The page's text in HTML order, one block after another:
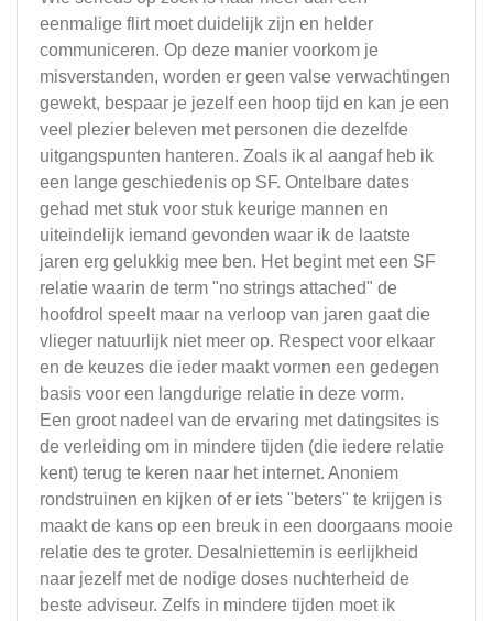
eenmalige flirt moet duidelijk zijn en helder
communiceren. Op deze manier voorkom je
misverstanden, worden er geen valse verwachtingen
gewekt, bespaar je jezelf een hoop tijd en kan je een
veel plezier beleven met personen die dezelfde
uitgangspunten hanteren. Zoals ik al aangaf heb ik
een lange geschiedenis op SF. Ontelbare dates
gehad met stuk voor stuk keurige mannen en
uiteindelijk iemand gevonden waar ik de laatste
jaren erg gelukkig mee ben. Het begint met een SF
relatie waarin de term "no strings attached" de
hoofdrol speelt maar na verloop van jaren gaat die
vlieger natuurlijk niet meer op. Respect voor elkaar
en de keuzes die ieder maakt vormen een gedegen
basis voor een langdurige relatie in deze vorm.
Een groot nadeel van de ervaring met datingsites is
de verleiding om in mindere tijden (die iedere relatie
kent) terug te keren naar het internet. Anoniem
rondstruinen en kijken of er iets "beters" te krijgen is
maakt de kans op een breuk in een doorgaans mooie
relatie des te groter. Desalniettemin is eerlijkheid
naar jezelf met de nodige doses nuchterheid de
beste adviseur. Zelfs in mindere tijden moet ik